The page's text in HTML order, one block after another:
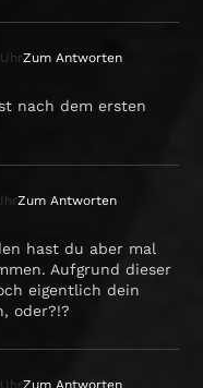
Zum Antworten
nach dem ersten
Zum Antworten
hast du aber mal
Aufgrund dieser
eigentlich dein
oder?!?
UhrZum Antworten